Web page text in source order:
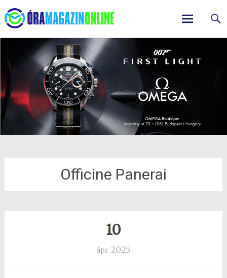
ÓraMagazinOnline
Skip
content
Officine Panerai
10
ápr 2025